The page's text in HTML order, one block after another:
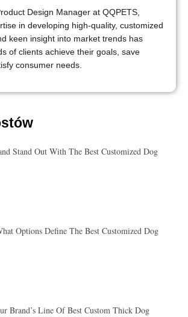
Design Manager at QQPETS,
in developing high-quality, customized
keen insight into market trends has
of clients achieve their goals, save
consumer needs.
Stand Out With The Best Customized Dog
Options Define The Best Customized Dog
Brand’s Line Of Best Custom Thick Dog